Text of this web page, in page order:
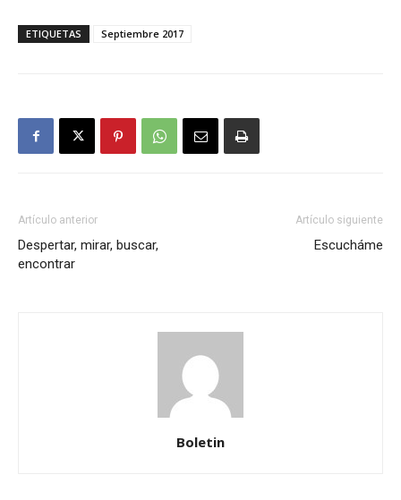
ETIQUETAS Septiembre 2017
Artículo anterior
Despertar, mirar, buscar,
encontrar
Artículo siguiente
Escucháme
Boletin